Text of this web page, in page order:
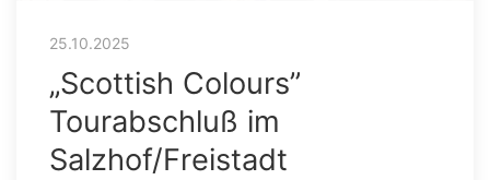
25.10.2025
„Scottish Colours”
Tourabschluß im
Salzhof/Freistadt